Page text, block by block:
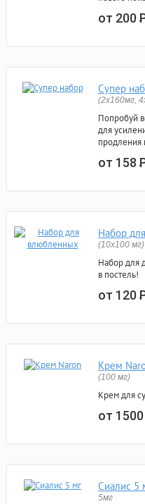
от 200
Супер
(2х160мг,
Попробуй
для
продления
от 158
Набор
(10х100 мг)
Набор для
в постель!
от 120
Крем
(100 мг)
Крем для
от
Сиалис 5
5мг